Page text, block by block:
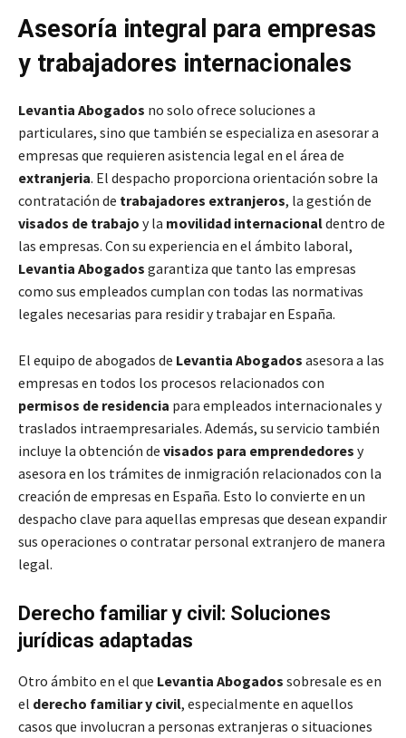
Asesoría integral para empresas
y trabajadores internacionales
Levantia Abogados no solo ofrece soluciones a
particulares, sino que también se especializa en asesorar a
empresas que requieren asistencia legal en el área de
extranjeria. El despacho proporciona orientación sobre la
contratación de trabajadores extranjeros, la gestión de
visados de trabajo y la movilidad internacionaldentro de
las empresas. Con su experiencia en el ámbito laboral,
Levantia Abogados garantiza que tanto las empresas
como sus empleados cumplan con todas las normativas
legales necesarias para residir y trabajar en España.
El equipo de abogados de Levantia Abogados asesora a las
empresas en todos los procesos relacionados con
permisos de residencia para empleados internacionales y
traslados intraempresariales. Además, su servicio también
incluye la obtención de visados para emprendedores y
asesora en los trámites de inmigración relacionados con la
creación de empresas en España. Esto lo convierte en un
despacho clave para aquellas empresas que desean expandir
sus operaciones o contratar personal extranjero de manera
legal.
Derecho familiar y civil: Soluciones
jurídicas adaptadas
Otro ámbito en el que Levantia Abogados sobresale es en
el derecho familiar y civil, especialmente en aquellos
casos que involucran a personas extranjeras o situaciones